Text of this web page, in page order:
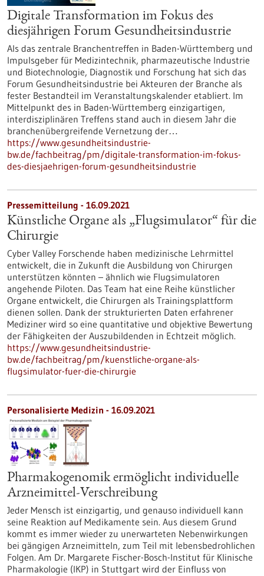
Digitale Transformation im Fokus des
diesjährigen Forum Gesundheitsindustrie
Als das zentrale Branchentreffen in Baden-Württemberg und
Impulsgeber für Medizintechnik, pharmazeutische Industrie
und Biotechnologie, Diagnostik und Forschung hat sich das
Forum Gesundheitsindustrie bei Akteuren der Branche als
fester Bestandteil im Veranstaltungskalender etabliert. Im
Mittelpunkt des in Baden-Württemberg einzigartigen,
interdisziplinären Treffens stand auch in diesem Jahr die
branchenübergreifende Vernetzung der…
https://www.gesundheitsindustrie-
bw.de/fachbeitrag/pm/digitale-transformation-im-fokus-
des-diesjaehrigen-forum-gesundheitsindustrie
Pressemitteilung - 16.09.2021
Künstliche Organe als „Flugsimulator“ für die
Chirurgie
Cyber Valley Forschende haben medizinische Lehrmittel
entwickelt, die in Zukunft die Ausbildung von Chirurgen
unterstützen könnten – ähnlich wie Flugsimulatoren
angehende Piloten. Das Team hat eine Reihe künstlicher
Organe entwickelt, die Chirurgen als Trainingsplattform
dienen sollen. Dank der strukturierten Daten erfahrener
Mediziner wird so eine quantitative und objektive Bewertung
der Fähigkeiten der Auszubildenden in Echtzeit möglich.
https://www.gesundheitsindustrie-
bw.de/fachbeitrag/pm/kuenstliche-organe-als-
flugsimulator-fuer-die-chirurgie
Personalisierte Medizin - 16.09.2021
Pharmakogenomik ermöglicht individuelle
Arzneimittel-Verschreibung
Jeder Mensch ist einzigartig, und genauso individuell kann
seine Reaktion auf Medikamente sein. Aus diesem Grund
kommt es immer wieder zu unerwarteten Nebenwirkungen
bei gängigen Arzneimitteln, zum Teil mit lebensbedrohlichen
Folgen. Am Dr. Margarete Fischer-Bosch-Institut für Klinische
Pharmakologie (IKP) in Stuttgart wird der Einfluss von